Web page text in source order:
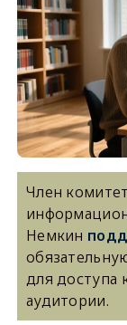
Член
Немкин
для доступа
аудитории.